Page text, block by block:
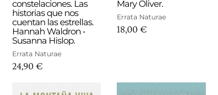
constelaciones. Las
historias que nos
cuentan las estrellas.
Hannah Waldron •
Susanna Hislop.
Errata Naturae
24,90 €
Mary Oliver.
Errata Naturae
18,00 €